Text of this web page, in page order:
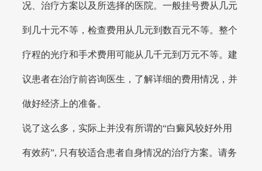
况、治疗方案以及所选择的医院。一般挂号费从几元
到几十元不等，检查费用从几元到数百元不等。整个
疗程的光疗和手术费用可能从几千元到万元不等。建
议患者在治疗前咨询医生，了解详细的费用情况，并
做好经济上的准备。
说了这么多，实际上并没有所谓的“白癜风较好外用
有效药”, 只有较适合患者自身情况的治疗方案。请务